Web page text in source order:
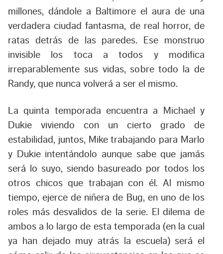
millones, dándole a Baltimore el aura de una
verdadera ciudad fantasma, de real horror, de
ratas detrás de las paredes. Ese monstruo
invisible los toca a todos y modifica
irreparablemente sus vidas, sobre todo la de
Randy, que nunca volverá a ser el mismo.
La quinta temporada encuentra a Michael y
Dukie viviendo con un cierto grado de
estabilidad, juntos, Mike trabajando para Marlo
y Dukie intentándolo aunque sabe que jamás
será lo suyo, siendo basureado por todos los
otros chicos que trabajan con él. Al mismo
tiempo, ejerce de niñera de Bug, en uno de los
roles más desvalidos de la serie. El dilema de
ambos a lo largo de esta temporada (en la cual
ya han dejado muy atrás la escuela) será el